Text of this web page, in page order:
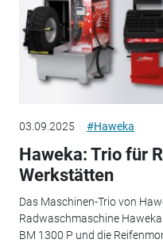
03.09.2025 #Haweka
Haweka: Trio für
Werkstätten
Das Maschinen-Trio von
Radwaschmaschine
BM 1300 P und die